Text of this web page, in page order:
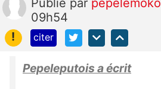
Publié par pepelemoko
09h54
!
citer
Pepeleputois a écrit